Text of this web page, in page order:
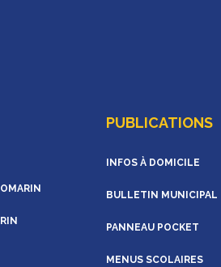
PUBLICATIONS
INFOS À DOMICILE
BULLETIN MUNICIPAL
PANNEAU POCKET
MENUS SCOLAIRES